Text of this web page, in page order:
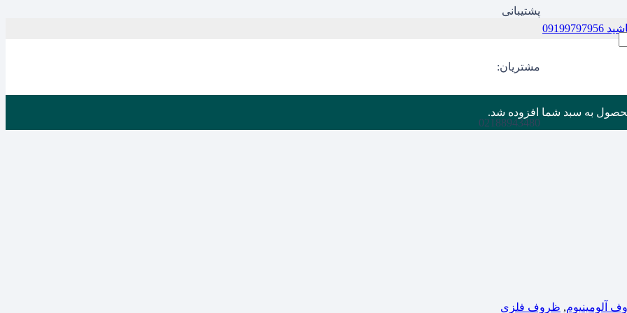
پشتیبانی
مشتریان:
02188943480
به سبد شما افزوده شد.
آلومینیوم, ظروف فلزی